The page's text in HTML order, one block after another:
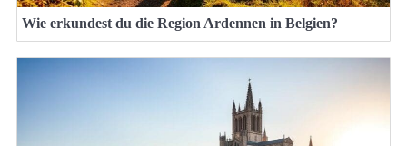
Wie erkundest du die Region Ardennen in Belgien?